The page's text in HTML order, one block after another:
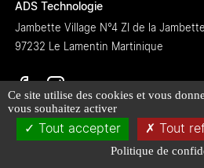
ADS Technologie
Jambette Village N°4 ZI de la Jambette
97232 Le Lamentin Martinique
Ce site utilise des cookies et vous
vous souhaitez activer
Tout accepter
Tout
Politique de